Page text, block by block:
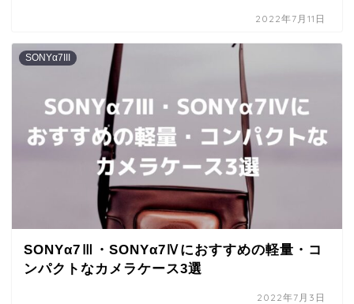
2022年7月11日
SONYα7III
SONYα7Ⅲ・SONYα7Ⅳにおすすめの軽量・コ
ンパクトなカメラケース3選
2022年7月3日